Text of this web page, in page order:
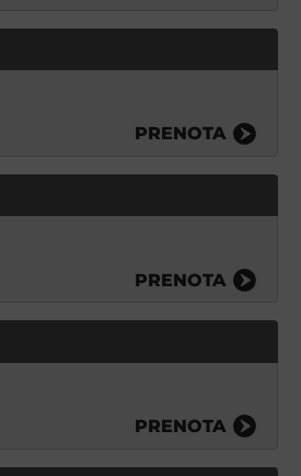
PRENOTA
PRENOTA
PRENOTA